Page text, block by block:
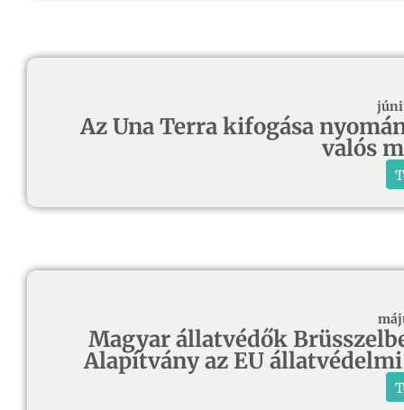
Az Una Terra kifogása
valós
Magyar állatvédők
Alapítvány az EU